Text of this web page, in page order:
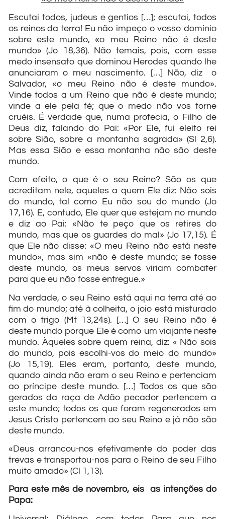
Escutai todos, judeus e gentios […]; escutai, todos
os reinos da terra! Eu não impeço o vosso domínio
sobre este mundo, «o meu Reino não é deste
mundo» (Jo 18,36). Não temais, pois, com esse
medo insensato que dominou Herodes quando lhe
anunciaram o meu nascimento. […] Não, diz o
Salvador, «o meu Reino não é deste mundo».
Vinde todos a um Reino que não é deste mundo;
vinde a ele pela fé; que o medo não vos torne
cruéis. É verdade que, numa profecia, o Filho de
Deus diz, falando do Pai: «Por Ele, fui eleito rei
sobre Sião, sobre a montanha sagrada» (Sl 2,6).
Mas essa Sião e essa montanha não são deste
mundo.
Com efeito, o que é o seu Reino? São os que
acreditam nele, aqueles a quem Ele diz: Não sois
do mundo, tal como Eu não sou do mundo (Jo
17,16). E, contudo, Ele quer que estejam no mundo
e diz ao Pai: «Não te peço que os retires do
mundo, mas que os guardes do mal» (Jo 17,15). É
que Ele não disse: «O meu Reino não está neste
mundo», mas sim «não é deste mundo; se fosse
deste mundo, os meus servos viriam combater
para que eu não fosse entregue.»
Na verdade, o seu Reino está aqui na terra até ao
fim do mundo; até à colheita, o joio está misturado
com o trigo (Mt 13,24s). […] O seu Reino não é
deste mundo porque Ele é como um viajante neste
mundo. Àqueles sobre quem reina, diz: « Não sois
do mundo, pois escolhi-vos do meio do mundo»
(Jo 15,19). Eles eram, portanto, deste mundo,
quando ainda não eram o seu Reino e pertenciam
ao príncipe deste mundo. […] Todos os que são
gerados da raça de Adão pecador pertencem a
este mundo; todos os que foram regenerados em
Jesus Cristo pertencem ao seu Reino e já não são
deste mundo.
«Deus arrancou-nos efetivamente do poder das
trevas e transportou-nos para o Reino de seu Filho
muito amado» (Cl 1,13).
Para este mês de novembro, eis as intenções do
Papa: